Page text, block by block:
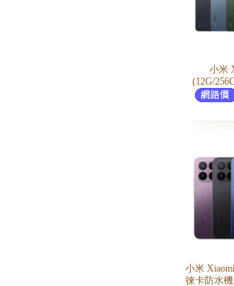
小米
(12G/
小米
徠卡防水